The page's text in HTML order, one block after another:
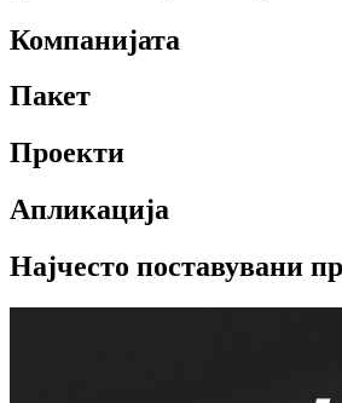
Компанијата
Пакет
Проекти
Апликација
Најчесто поставувани